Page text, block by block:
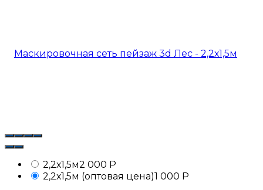
2,2х1,5м2 000 Р
2,2х1,5м (оптовая цена)1 000 Р